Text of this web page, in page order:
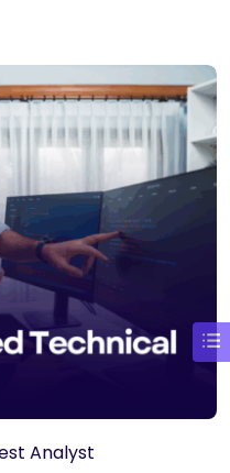
Analyst